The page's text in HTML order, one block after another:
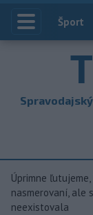
Index
Šport
Úprimne
nasmerovaní, ale
neexistovala